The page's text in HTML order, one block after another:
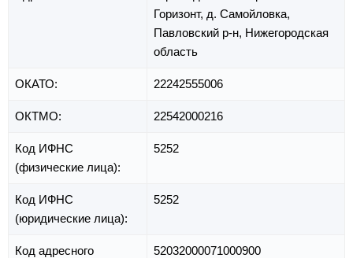
Горизонт, д. Самойловка,
Павловский р-н, Нижегородская
область
ОКАТО: 22242555006
ОКТМО: 22542000216
Код ИФНС
(физические лица):
5252
Код ИФНС
(юридические лица):
5252
Код адресного
52032000071000900